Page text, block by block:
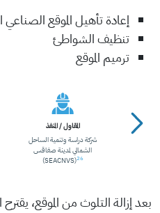
إعادة تأهيل الموقع
تنظيف الشواطئ
ترميم الموقع
المقاول / المنفذ
شركة دراسة وتنمية الساحل
الشمالي لمدينة صفاقس
(SEACNVS)26
بعد إزالة التلوث من الموقع،